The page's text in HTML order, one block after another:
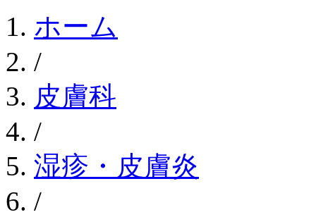
ホーム
/
皮膚科
/
湿疹・皮膚炎
/